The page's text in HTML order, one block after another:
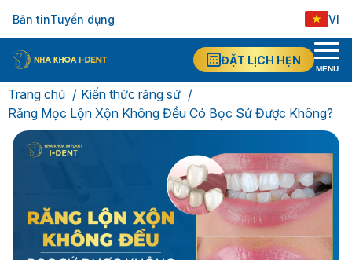
Bản tinTuyển dụng VI
ĐẶT LỊCH HẸN
MENU
Trang chủ
Kiến thức răng sứ
Răng Mọc Lộn Xộn Không Đều Có Bọc Sứ Được Không?